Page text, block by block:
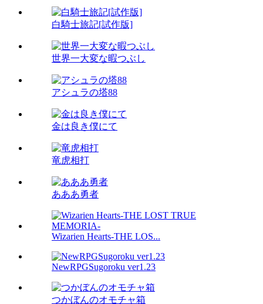
白騎士旅記[試作版]
世界一大変な暇つぶし
アシュラの塔88
金は良き僕にて
竜虎相打
あああ勇者
Wizarien Hearts-THE LOS...
NewRPGSugoroku ver1.23
つかぼんのオモチャ箱